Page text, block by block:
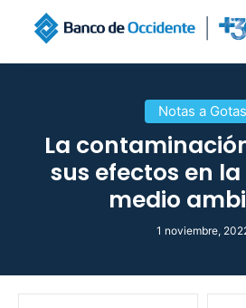
Notas a Gotas
La
sus efectos en
medio
1 noviembre,